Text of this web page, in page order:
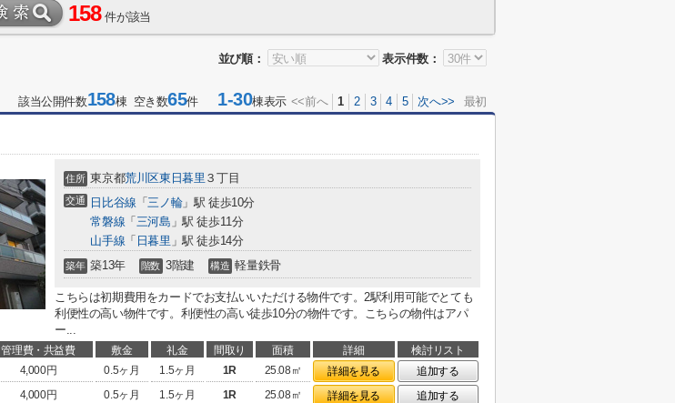
158 件が該当
並び順： 表示件数：
該当公開件数158棟 空き数65件1-30棟表示 <<前へ 1 2 3 4 5 次へ>> 最初
住所 東京都荒川区東日暮里 ３丁目
交通 日比谷線 「三ノ輪」駅 徒歩10分
常磐線 「 三河島 」駅 徒歩11分
山手線 「 日暮里 」駅 徒歩14分
築年 築13年 階数 3階建 構造 軽量鉄骨
こちらは初期費用をカードでお支払いいただける物件です。2駅利用可能でとても
利便性の高い物件です。利便性の高い徒歩10分の物件です。こちらの物件はアパ
ー...
管理費・共益費 敷金 礼金 間取り 面積 詳細
検討リスト
4,000円 0.5ヶ月 1.5ヶ月 1R 25.08㎡ 詳細を見る
追加する
4,000円 0.5ヶ月 1.5ヶ月 1R 25.08㎡ 詳細を見る 追加する